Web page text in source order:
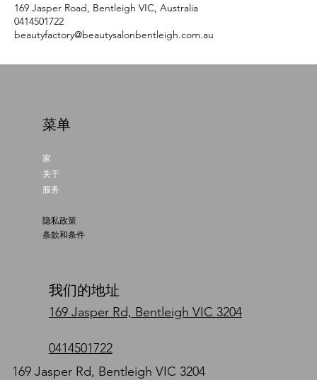
169 Jasper Road, Bentleigh VIC, Australia
0414501722
beautyfactory@beautysalonbentleigh.com.au
菜单
家
关于
服务
隐私政策
条款和条件
我们的地址
169 Jasper Rd, Bentleigh VIC 3204
0414501722
169 Jasper Rd, Bentleigh VIC 3204